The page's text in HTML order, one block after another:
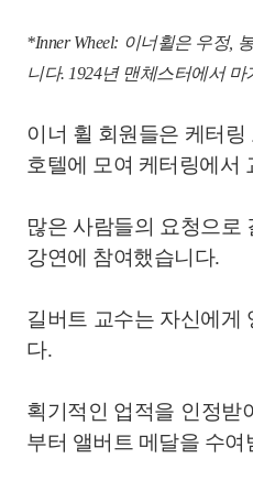
*Inner Wheel: 이너휠은 우정,
니다. 1924년 맨체스터에서
이너 휠 회원들은 케터
호텔에 모여 케터링에서
많은 사람들의 요청으로
강연에 참여했습니다.
길버트 교수는 자신에게
다.
획기적인 업적을 인정받
부터 앨버트 메달을 수